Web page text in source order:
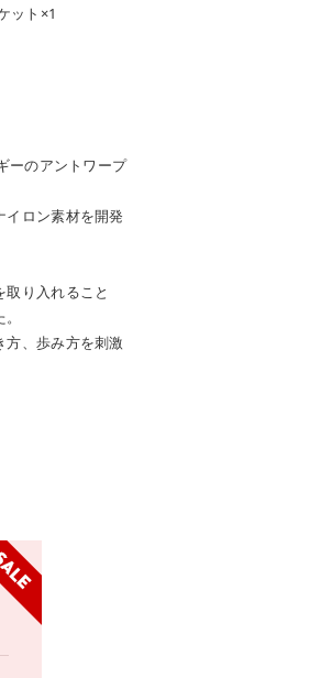
ット×1
ーのアントワープ
ロン素材を開発
り入れること
、歩み方を刺激